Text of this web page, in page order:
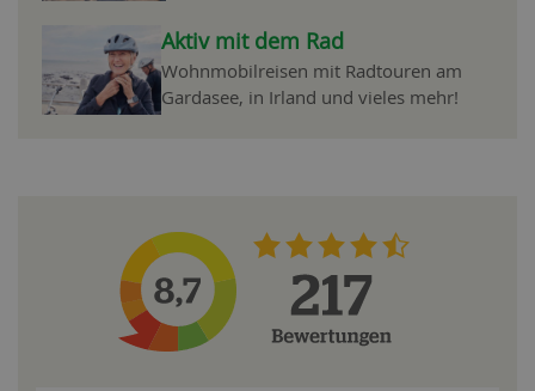
Aktiv mit dem Rad
Wohnmobilreisen mit Radtouren am
Gardasee, in Irland und vieles mehr!